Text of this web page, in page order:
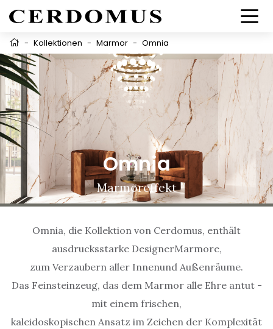
- Kollektionen - Marmor - Omnia
Omnia
Marmoreffekt
Omnia, die Kollektion von Cerdomus, enthält
ausdrucksstarke DesignerMarmore,
zum Verzaubern aller Innenund Außenräume.
Das Feinsteinzeug, das dem Marmor alle Ehre antut -
mit einem frischen,
kaleidoskopischen Ansatz im Zeichen der Komplexität